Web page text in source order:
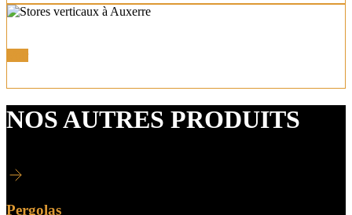
NOS AUTRES PRODUITS
Pergolas